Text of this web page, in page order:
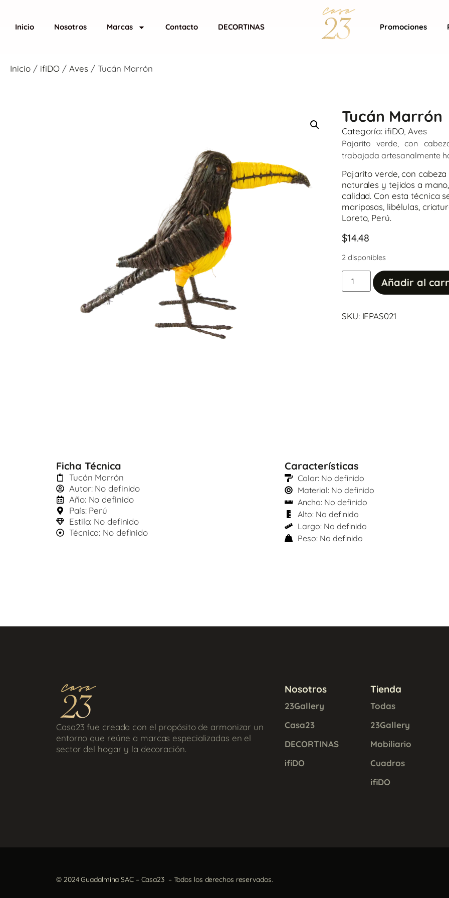
Inicio Nosotros Marcas Contacto DECORTINAS Promociones
Inicio / ifiDO / Aves / Tucán Marrón
Categoría: ifiDO,Aves
Tucán Marrón
Pajarito verde, con
trabajada artesanalmente
Pajarito verde, con
naturales y tejidos a
calidad. Con esta técnica
mariposas, libélulas,
Loreto, Perú.
$14.48
2 disponibles
Añadir al
SKU: IFPAS021
Ficha Técnica
Tucán Marrón
Autor: No definido
Año: No definido
País: Perú
Estilo: No definido
Técnica: No definido
Características
Color: No definido
Material: No definido
Ancho: No definido
Alto: No definido
Largo: No definido
Peso: No definido
Casa23 fue creada con el propósito de armonizar un
entorno que reúne a marcas especializadas en el
sector del hogar y la decoración.
Nosotros
23Gallery
Casa23
DECORTINAS
ifiDO
Tienda
Todas
23Gallery
Mobiliario
Cuadros
ifiDO
© 2024 Guadalmina SAC – Casa23 – Todos los derechos reservados.